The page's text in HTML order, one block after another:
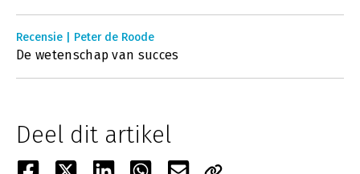
Recensie | Peter de Roode
De wetenschap van succes
Deel dit artikel